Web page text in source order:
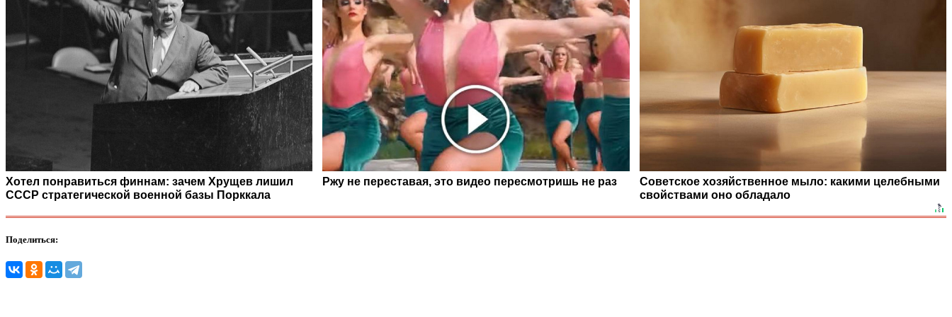
Хотел понравиться финнам: зачем Хрущев лишил
СССР стратегической военной базы Порккала
Ржу не переставая, это видео пересмотришь не раз
Советское хозяйственное мыло: какими целебными
свойствами оно обладало
Поделиться: